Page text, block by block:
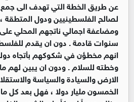
عن طريق الخطة التي تهدف الى جمع
لصالح الفلسطينيين ودول
ومضاعفة اجمالي ناتجهم المحلي
سنوات قادمة . دون ان يقدم
انهم مخطؤن في شكوكهم بأتجاه
وخطته للسلام . ودون ان يبين
الارض والسيادة والسياسة
الخمسون مليار دولا ، فهل بعد